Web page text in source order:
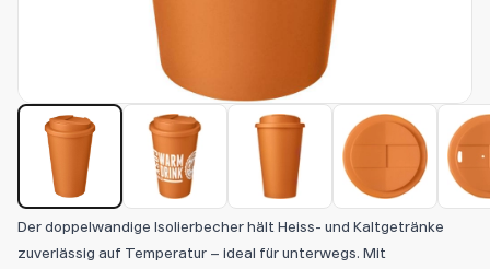
Der doppelwandige Isolierbecher hält Heiss- und Kaltgetränke
zuverlässig auf Temperatur – ideal für unterwegs. Mit